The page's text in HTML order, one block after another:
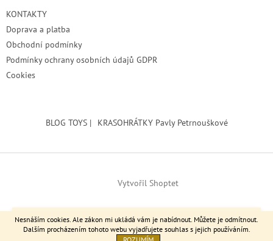
Nesnáším cookies. Ale zákon mi ukládá vám je nabídnout. Můžete je odmítnout.
Dalším procházením tohoto webu vyjadřujete souhlas s jejich používáním.
Srdečně zvu výstavu do Kralup nad Vltavou >> Městské muzeum
17.6.-29.8.2026
KONTAKTY
Doprava a platba
Obchodní podmínky
Podmínky ochrany osobních údajů GDPR
Cookies
BLOG TOYS | KRASOHRÁTKY Pavly Petrnouškové
Vytvořil Shoptet
Copyright 2026 Brodita. Všechna práva vyhrazena.